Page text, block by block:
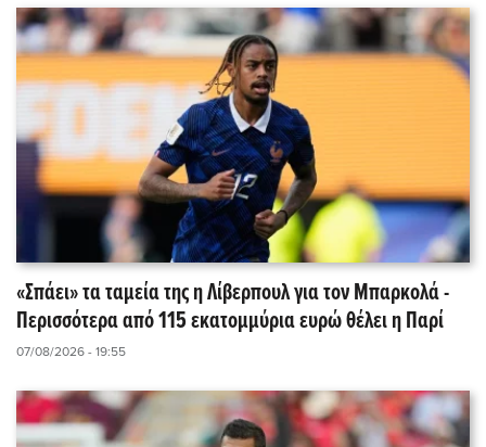
«Σπάει» τα ταμεία της η Λίβερπουλ για τον Μπαρκολά -
Περισσότερα από 115 εκατομμύρια ευρώ θέλει η Παρί
07/08/2026 - 19:55